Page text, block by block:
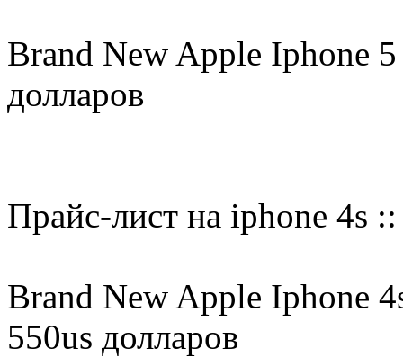
Brand New Apple Iphone
долларов
Прайс-лист на iphone 4s ::
Brand New Apple Iphone
550us долларов